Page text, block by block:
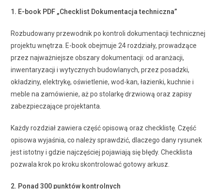
1. E-book PDF „Checklist Dokumentacja techniczna”
Rozbudowany przewodnik po kontroli dokumentacji technicznej
projektu wnętrza. E-book obejmuje 24 rozdziały, prowadzące
przez najważniejsze obszary dokumentacji: od aranżacji,
inwentaryzacji i wytycznych budowlanych, przez posadzki,
okładziny, elektrykę, oświetlenie, wod-kan, łazienki, kuchnie i
meble na zamówienie, aż po stolarkę drzwiową oraz zapisy
zabezpieczające projektanta.
Każdy rozdział zawiera część opisową oraz checklistę. Część
opisowa wyjaśnia, co należy sprawdzić, dlaczego dany rysunek
jest istotny i gdzie najczęściej pojawiają się błędy. Checklista
pozwala krok po kroku skontrolować gotowy arkusz.
2. Ponad 300 punktów kontrolnych